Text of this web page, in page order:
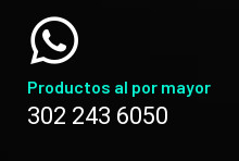
Productos al por mayor
302 243 6050